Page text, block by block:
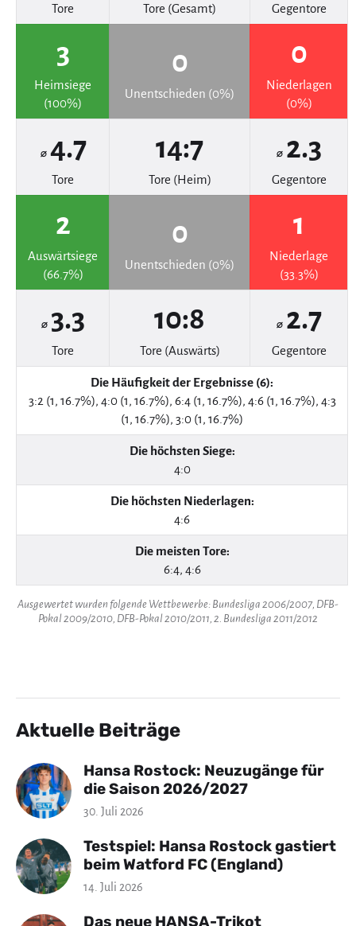
Tore Tore (Gesamt) Gegentore
3
Heimsiege
(100%)
0
Unentschieden (0%)
0
Niederlagen
(0%)
⌀ 4.7
Tore
14:7
Tore (Heim)
⌀ 2.3
Gegentore
2
Auswärtsiege
(66.7%)
0
Unentschieden (0%)
1
Niederlage
(33.3%)
⌀ 3.3
Tore
10:8
Tore (Auswärts)
⌀ 2.7
Gegentore
Die Häufigkeit der Ergebnisse (6):
3:2 (1, 16.7%), 4:0 (1, 16.7%), 6:4 (1, 16.7%), 4:6 (1, 16.7%), 4:3
(1, 16.7%), 3:0 (1, 16.7%)
Die höchsten Siege:
4:0
Die höchsten Niederlagen:
4:6
Die meisten Tore:
6:4, 4:6
Ausgewertet wurden folgende Wettbewerbe: Bundesliga 2006/2007, DFB-
Pokal 2009/2010, DFB-Pokal 2010/2011, 2. Bundesliga 2011/2012
Aktuelle Beiträge
Hansa Rostock: Neuzugänge für
die Saison 2026/2027
30. Juli 2026
Testspiel: Hansa Rostock gastiert
beim Watford FC (England)
14. Juli 2026
Das neue HANSA-Trikot